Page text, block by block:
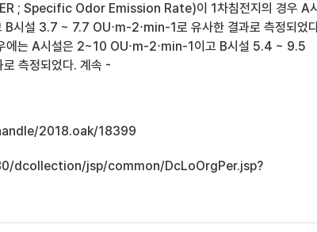
; Specific Odor Emission Rate)이 1차침전지의 경우 A
시설 3.7 ~ 7.7 OU⋅m-2⋅min-1로 유사한 결과로 측정되었
에는 A시설은 2~10 OU⋅m-2⋅min-1이고 B시설 5.4 ~ 9.5
측정되었다. 계속 -
2018.oak/18399
dcollection/jsp/common/DcLoOrgPer.jsp?